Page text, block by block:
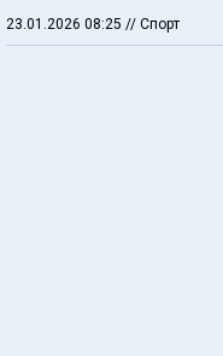
23.01.2026 08:25 // Спорт